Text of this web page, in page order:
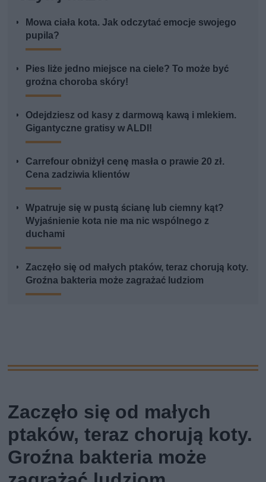
Mowa ciała kota. Jak odczytać emocje swojego
pupila?
Pies liże jedno miejsce na ciele? To może być
groźna choroba skóry!
Odejdziesz od kasy z darmową kawą i mlekiem.
Gigantyczne gratisy w ALDI!
Carrefour obniżył cenę masła o prawie 20 zł.
Cena zadziwia klientów
Wpatruje się w pustą ścianę lub ciemny kąt?
Wyjaśnienie kota nie ma nic wspólnego z
duchami
Zaczęło się od małych ptaków, teraz chorują koty.
Groźna bakteria może zagrażać ludziom
Zaczęło się od małych
ptaków, teraz chorują koty.
Groźna bakteria może